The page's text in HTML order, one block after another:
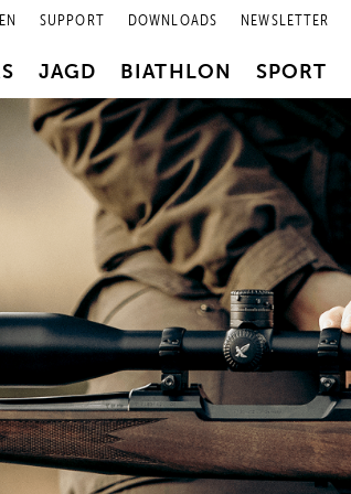
SUPPORT DOWNLOADS NEWSLETTER
JAGD BIATHLON SPORT